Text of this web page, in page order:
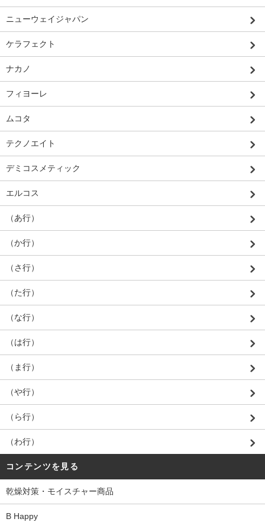
ニューウェイジャパン
ケラフェクト
ナカノ
フィヨーレ
ムコタ
テクノエイト
デミコスメティック
エルコス
（あ行）
（か行）
（さ行）
（た行）
（な行）
（は行）
（ま行）
（や行）
（ら行）
（わ行）
コンテンツを見る
乾燥対策・モイスチャー商品
B Happy